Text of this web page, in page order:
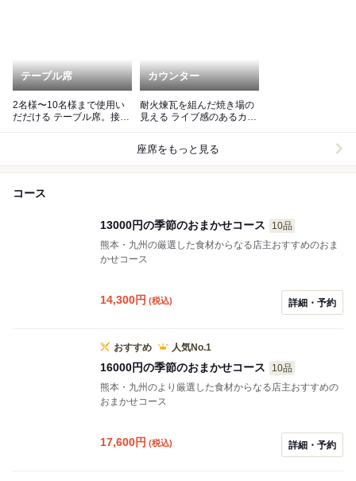
テーブル席
2名様〜10名様まで使用い
だだける テーブル席。接待
カウンター
耐火煉瓦を組んだ焼き場の
見える ライブ感のあるカウ
座席をもっと見る
コース
13000円の季節のおまかせコース
10品
熊本・九州の厳選した食材からなる店主おすすめのおま
かせコース
14,300円 (税込) 詳細・予約
おすすめ 人気No.1
16000円の季節のおまかせコース
10品
熊本・九州のより厳選した食材からなる店主おすすめの
おまかせコース
17,600円 (税込) 詳細・予約